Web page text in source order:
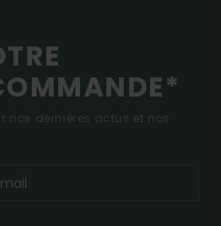
nos dernières actus et nos